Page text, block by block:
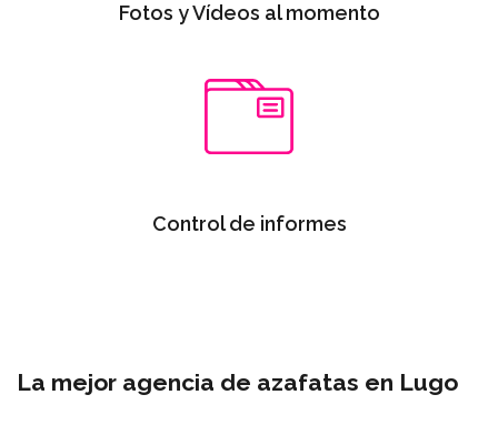
Fotos y Vídeos al momento
Control de informes
La mejor agencia de azafatas en Lugo